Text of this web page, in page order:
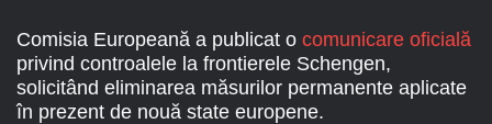
Comisia Europeană a publicat o comunicare oficială
privind controalele la frontierele Schengen,
solicitând eliminarea măsurilor permanente aplicate
în prezent de nouă state europene.